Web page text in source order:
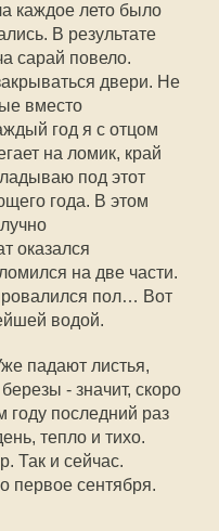
каждое лето было
В результате
сарай повело.
двери. Не
вместо
год я с отцом
на ломик, край
под этот
года. В этом
оказался
на две части.
пол… Вот
водой.
падают листья,
- значит, скоро
последний раз
тепло и тихо.
Так и сейчас.
первое сентября.